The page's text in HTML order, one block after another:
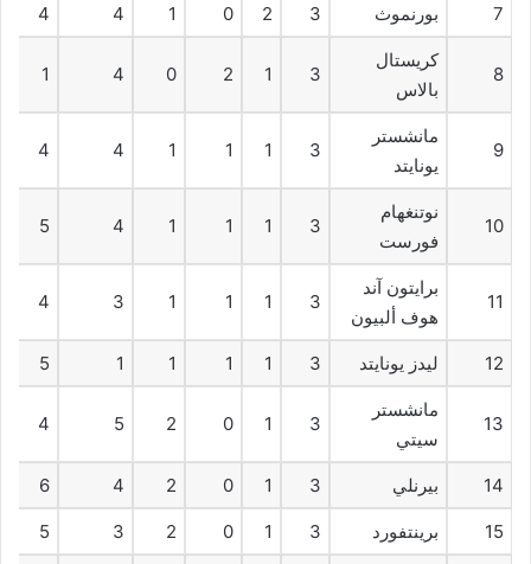
7 بورنموث 3
2
0
1
4
4
8
كريستال
بالاس
3
1
2
0
4
1
9
مانشستر
يونايتد
3
1
1
1
4
4
10
نوتنغهام
فورست
3
1
1
1
4
5
11
برايتون آند
هوف ألبيون
3
1
1
1
3
4
12 ليدز يونايتد 3
1
1
1
1
5
13
مانشستر
سيتي
3
1
0
2
5
4
14 بيرنلي 3
1
0
2
4
6
15 برينتفورد 3
1
0
2
3
5